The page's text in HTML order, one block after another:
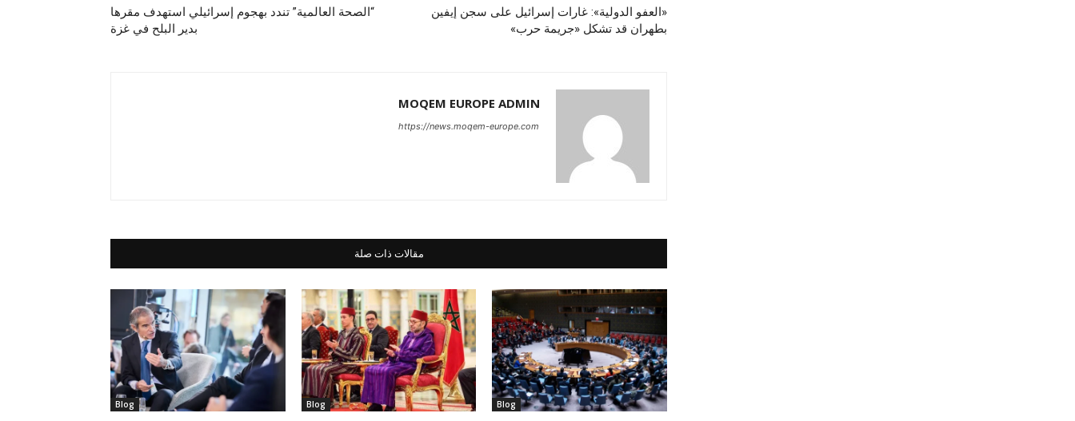
“الصحة العالمية” تندد بهجوم إسرائيلي استهدف مقرها
بدير البلح في غزة
«العفو الدولية»: غارات إسرائيل على سجن إيفين
بطهران قد تشكل «جريمة حرب»
MOQEM EUROPE ADMIN
https://news.moqem-europe.com
مقالات ذات صلة
Blog
Blog
Blog